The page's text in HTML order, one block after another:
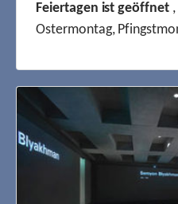
Feiertagen ist geöffnet,
Ostermontag,